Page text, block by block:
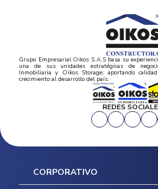
Grupo Empresarial Oikos S.A.S basa su
una de sus unidades estratégicas de
Inmobiliaria y Oikos Storage; aportando
crecimiento al desarrollo del país.
REDES
CORPORATIVO